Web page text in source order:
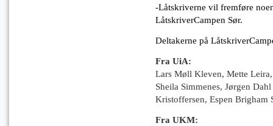
-Låtskriverne vil fremføre
LåtskriverCampen Sør.
Deltakerne på
Fra UiA:
Lars Møll Kleven, Mette
Sheila Simmenes, Jørgen
Kristoffersen, Espen Brigham
Fra UKM: